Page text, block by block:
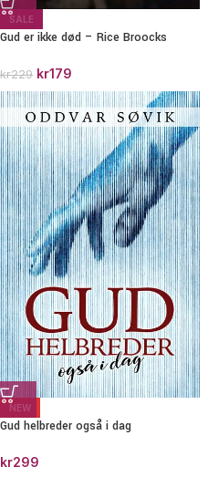
SALE
Gud er ikke død – Rice Broocks
kr229 kr179
NEW
Gud helbreder også i dag
kr299